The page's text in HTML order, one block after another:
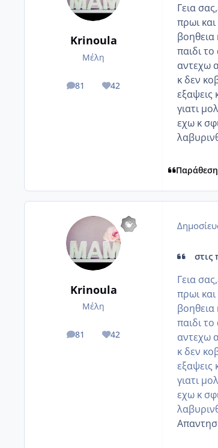
Krinoula
Μέλη
81
posts 42
Reputation
Γεια
πρωι
βοηθεια
παιδι
αντεχω
κ δεν
εξαψεις
γιατι
εχω κ
Παράθεση
Krinoula
Μέλη
81
posts 42
Reputation
στις
Γεια
πρωι
βοηθεια
παιδι
αντεχω
κ δεν
εξαψεις
γιατι
εχω κ